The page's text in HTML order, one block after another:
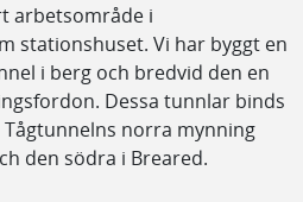
arbetsområde i
stationshuset. Vi har byggt en
i berg och bredvid den en
Dessa tunnlar binds
norra mynning
den södra i Breared.